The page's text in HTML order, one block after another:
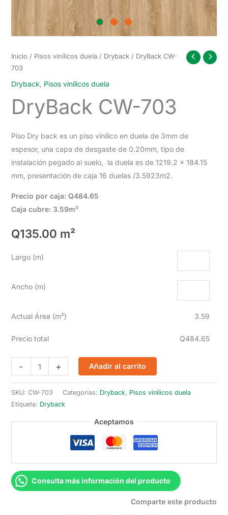
Inicio / Pisos vinílicos duela/ Dryback/ DryBack CW-
703
Dryback Pisos vinílicos duela
DryBack CW-703
Piso Dry back es un piso vinílico en duela de 3mm de
espesor, una capa de desgaste de 0.20mm, tipo de
instalación pegado al suelo, la duela es de 1219.2 x 184.15
mm, presentación de caja 16 duelas /3.5923m2.
Precio por caja: Q484.65
Caja cubre: 3.59m²
Q135.00 m²
Largo (m)
Ancho (m)
Actual Área (m²) 3.59
Precio total Q484.65
-
DryBack
CW-
703
cantidad
+ Añadir al carrito
SKU: CW-703 Categorías: Dryback, Pisos vinílicos duela
Etiqueta: Dryback
Aceptamos
Consulta más información del producto
Comparte este producto